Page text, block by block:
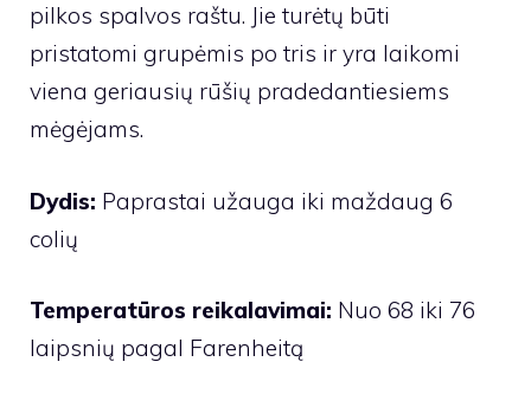
pilkos spalvos raštu. Jie turėtų būti
pristatomi grupėmis po tris ir yra laikomi
viena geriausių rūšių pradedantiesiems
mėgėjams.
Dydis: Paprastai užauga iki maždaug 6
colių
Temperatūros reikalavimai: Nuo 68 iki 76
laipsnių pagal Farenheitą